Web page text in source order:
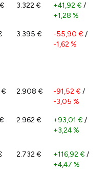
3.322 € +41,92 € /
+1,28 %
3.395 € -55,90 € /
-1,62 %
2.908 € -91,52 € /
-3,05 %
2.962 € +93,01 € /
+3,24 %
2.732 € +116,92 € /
+4,47 %